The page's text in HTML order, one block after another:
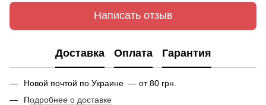
Написать отзыв
Доставка Оплата Гарантия
Новой почтой по Украине — от 80 грн.
Подробнее о доставке